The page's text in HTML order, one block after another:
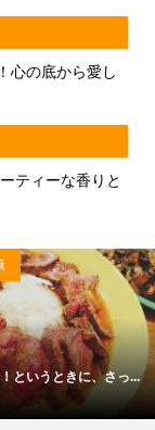
心の底から愛し
ティーな香りと
というときに、さっ...